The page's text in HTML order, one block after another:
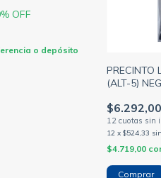
% OFF
o depósito
PRECINTO
(ALT-5)
$6.292,00
12 x $524,33
$4.719,00